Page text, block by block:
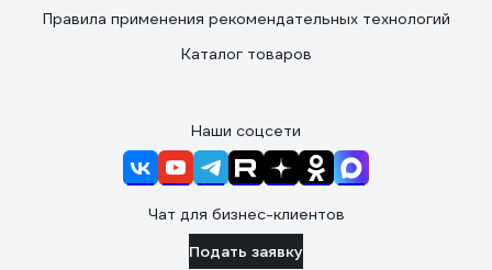
Правила применения рекомендательных технологий
Каталог товаров
Наши соцсети
Чат для бизнес-клиентов
Подать заявку